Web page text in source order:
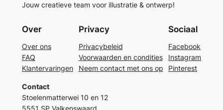
Jouw creatieve team voor illustratie & ontwerp!
Over
Over ons
FAQ
Klantervaringen
Privacy
Privacybeleid
Voorwaarden en condities
Neem contact met ons op
Sociaal
Facebook
Instagram
Pinterest
Contact
Stoelenmatterwei 10 en 12
5551 SP Valkenswaard